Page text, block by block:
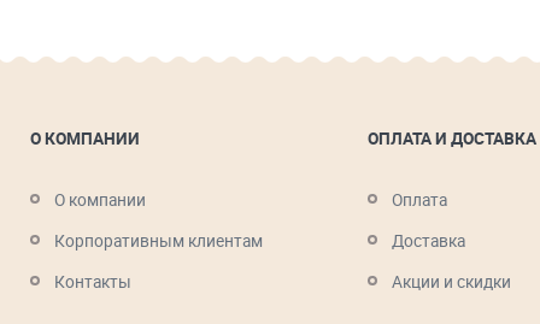
О КОМПАНИИ
О компании
Корпоративным клиентам
Контакты
ОПЛАТА И ДОСТАВКА
Оплата
Доставка
Акции и скидки